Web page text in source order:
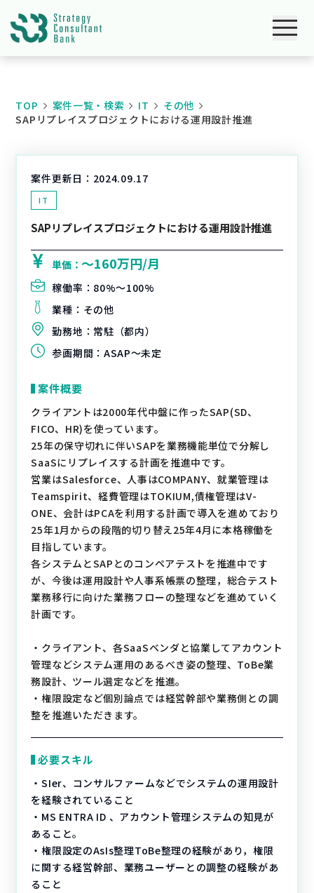
TOP 案件一覧・検索 IT
その他
SAPリプレイスプロジェクトにおける運用設計推進
案件更新日： 2024.09.17
IT
SAPリプレイスプロジェクトにおける運用設計推進
単価：〜160万円/月
稼働率： 80%〜100%
業種： その他
勤務地： 常駐（都内）
参画期間： ASAP～未定
案件概要
クライアントは2000年代中盤に作ったSAP(SD、
FICO、HR)を使っています。
25年の保守切れに伴いSAPを業務機能単位で分解し
SaaSにリプレイスする計画を推進中です。
営業はSalesforce、人事はCOMPANY、就業管理は
Teamspirit、経費管理はTOKIUM,債権管理はV-
ONE、会計はPCAを利用する計画で導入を進めており
25年1月からの段階的切り替え25年4月に本格稼働を
目指しています。
各システムとSAPとのコンペアテストを推進中です
が、今後は運用設計や人事系帳票の整理，総合テスト
業務移行に向けた業務フローの整理などを進めていく
計画です。
・クライアント、各SaaSベンダと協業してアカウント
管理などシステム運用のあるべき姿の整理、ToBe業
務設計、ツール選定などを推進。
・権限設定など個別論点では経営幹部や業務側との調
整を推進いただきます。
必要スキル
・SIer、コンサルファームなどでシステムの運用設計
を経験されていること
・MS ENTRA ID 、アカウント管理システムの知見が
あること。
・権限設定のAsIs整理ToBe整理の経験があり，権限
に関する経営幹部、業務ユーザーとの調整の経験があ
ること